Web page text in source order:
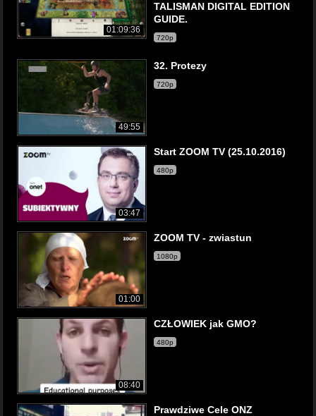
01:09:36
TALISMAN DIGITAL EDITION
GUIDE.
720p
49:55
32. Protezy
720p
03:47
Start ZOOM TV (25.10.2016)
480p
01:00
ZOOM TV - zwiastun
1080p
08:40
CZŁOWIEK jak GMO?
480p
Prawdziwe Cele ONZ